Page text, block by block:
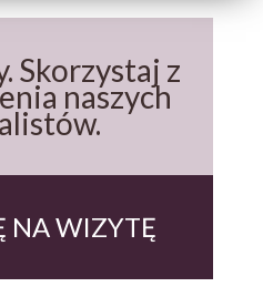
Skorzystaj z
naszych
NA WIZYTĘ